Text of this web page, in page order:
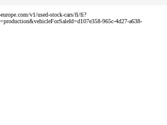
v1/used-stock-cars/fi/fi?
965c-4d27-a638-